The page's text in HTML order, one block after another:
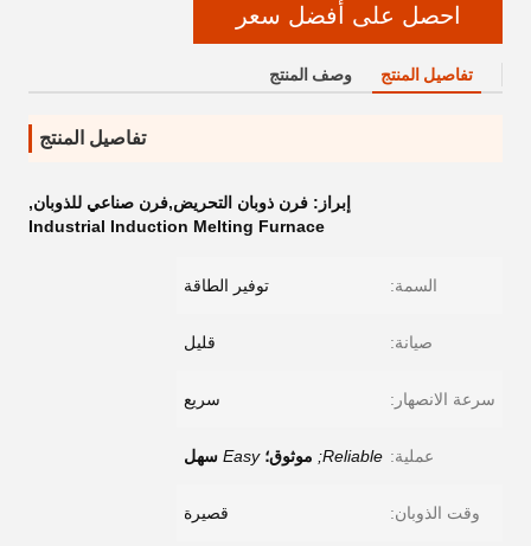
احصل على أفضل سعر
تفاصيل المنتج وصف المنتج
تفاصيل المنتج
إبراز: فرن ذوبان التحريض,فرن صناعي للذوبان,
Industrial Induction Melting Furnace
السمة: توفير الطاقة
صيانة: قليل
سرعة الانصهار: سريع
عملية: Reliable; موثوق؛ Easy سهل
وقت الذوبان: قصيرة